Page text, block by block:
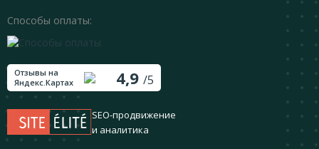
Способы оплаты:
Отзывы на
Яндекс.Картах
4,9 /5
SEO-продвижение
и аналитика